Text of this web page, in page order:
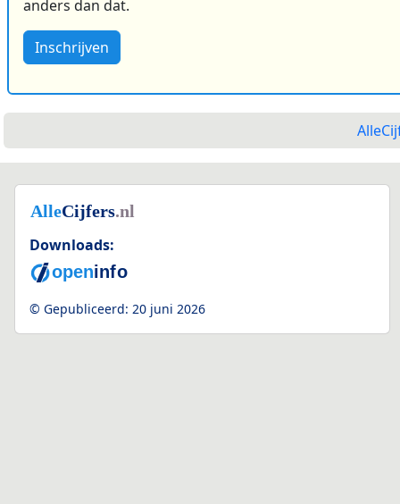
anders dan dat.
Inschrijven
Downloads:
© Gepubliceerd: 20 juni 2026